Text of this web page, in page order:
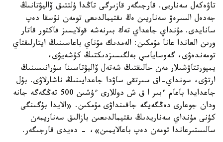
تاۋەكەل سەناريى. قارجىگەر قازىرگى تاڭدا ۇلتتىق ۆاليۋتانىڭ
جەدەل السىرەۋ سەناريىن ەڭ ىقتيمالدىعى تومەن نۇسقا دەپ
سانايدى. مۇنداي جاعداي تەك بىرنەشە قولايسىز فاكتور قاتار
ورىن العاندا عانا مۇمكىن: الەمدىك مۇناي باعاسىنىڭ ايتارلىقتاي
تومەندەۋى، گەوساياسي بەلگىسىزدىكتىڭ كۇشەيۋى،
يمپورتتاۋشىلار مەن حالىقتىڭ شەتەل ۆاليۋتاسىنا سۇرانىسىنىڭ
ارتۋى، سونداي-اق سىرتقى ساۋدا جاعدايىنىڭ ناشارلاۋى. بۇل
جاعدايدا باعام ءبىر ا ق ش دوللارى ءۇشىن 500 تەڭگەگە جانە
ودان جوعارى دەڭگەيگە جاقىنداۋى مۇمكىن. «الايدا بۇگىنگى
كۇنى مۇنداي سەناريدىڭ ىقتيمالدىعىن بازالىق سەناريمەن
سالىستىرعاندا تومەن دەپ باعالايمىن»، - دەيدى قارجىگەر.